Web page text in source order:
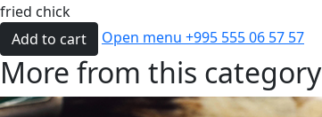
fried chick
Add to cart
Open menu +995 555 06 57 57
More from this category